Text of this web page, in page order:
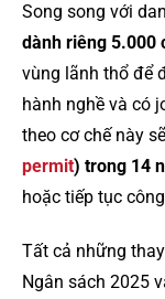
Song song với
dành riêng 5.000
vùng lãnh thổ để
hành nghề và có
theo cơ chế này
permit) trong 14
hoặc tiếp tục
Tất cả những
Ngân sách 2025